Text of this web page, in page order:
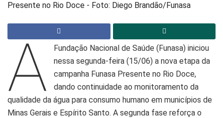
Presente no Rio Doce - Foto: Diego Brandão/Funasa
A
Fundação Nacional de Saúde (Funasa) iniciou
nessa segunda-feira (15/06) a nova etapa da
campanha Funasa Presente no Rio Doce,
dando continuidade ao monitoramento da
qualidade da água para consumo humano em municípios de
Minas Gerais e Espírito Santo. A segunda fase reforça o